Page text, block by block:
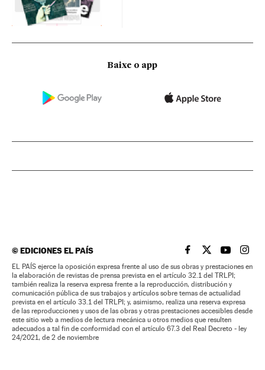
Baixe o app
©EDICIONES EL PAÍS EL PAÍS BRASIL EN
EL PAÍSEL PAÍS
EL
EL PAÍS ejerce la oposición expresa frente al uso de sus obras y prestaciones en
la elaboración de revistas de prensa prevista en el artículo 32.1 del TRLPI;
también realiza la reserva expresa frente a la reproducción, distribución y
comunicación pública de sus trabajos y artículos sobre temas de actualidad
prevista en el artículo 33.1 del TRLPI; y, asimismo, realiza una reserva expresa
de las reproducciones y usos de las obras y otras prestaciones accesibles desde
este sitio web a medios de lectura mecánica u otros medios que resulten
adecuados a tal fin de conformidad con el artículo 67.3 del Real Decreto - ley
24/2021, de 2 de noviembre